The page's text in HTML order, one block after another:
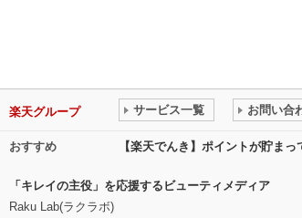
楽天グループ サービス一覧 お問い合
おすすめ 【楽天でんき】ポイントが貯ま
「キレイの主役」を応援するビューティメディア
Raku Lab(ラクラボ)